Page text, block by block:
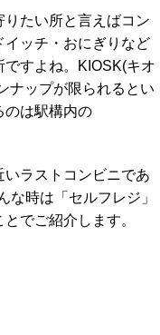
たい所と言えばコン
イッチ・おにぎりなど
すよね。KIOSK(キオ
ナップが限られるとい
のは駅構内の
ラストコンビニであ
な時は「セルフレジ」
でご紹介します。